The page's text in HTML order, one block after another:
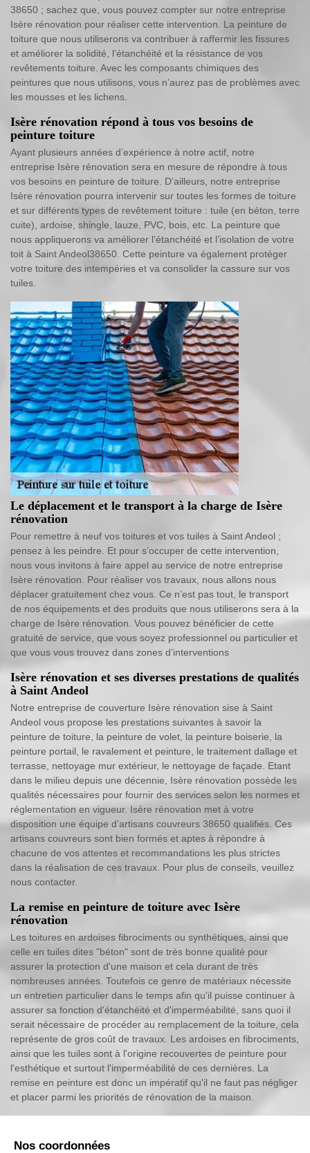
38650 ; sachez que, vous pouvez compter sur notre entreprise
Isère rénovation pour réaliser cette intervention. La peinture de
toiture que nous utiliserons va contribuer à raffermir les fissures
et améliorer la solidité, l’étanchéité et la résistance de vos
revêtements toiture. Avec les composants chimiques des
peintures que nous utilisons, vous n’aurez pas de problèmes avec
les mousses et les lichens.
Isère rénovation répond à tous vos besoins de
peinture toiture
Ayant plusieurs années d’expérience à notre actif, notre
entreprise Isère rénovation sera en mesure de répondre à tous
vos besoins en peinture de toiture. D’ailleurs, notre entreprise
Isère rénovation pourra intervenir sur toutes les formes de toiture
et sur différents types de revêtement toiture : tuile (en béton, terre
cuite), ardoise, shingle, lauze, PVC, bois, etc. La peinture que
nous appliquerons va améliorer l’étanchéité et l’isolation de votre
toit à Saint Andeol38650. Cette peinture va également protéger
votre toiture des intempéries et va consolider la cassure sur vos
tuiles.
Le déplacement et le transport à la charge de Isère
rénovation
Pour remettre à neuf vos toitures et vos tuiles à Saint Andeol ;
pensez à les peindre. Et pour s’occuper de cette intervention,
nous vous invitons à faire appel au service de notre entreprise
Isère rénovation. Pour réaliser vos travaux, nous allons nous
déplacer gratuitement chez vous. Ce n’est pas tout, le transport
de nos équipements et des produits que nous utiliserons sera à la
charge de Isère rénovation. Vous pouvez bénéficier de cette
gratuité de service, que vous soyez professionnel ou particulier et
que vous vous trouvez dans zones d’interventions
Isère rénovation et ses diverses prestations de qualités
à Saint Andeol
Notre entreprise de couverture Isère rénovation sise à Saint
Andeol vous propose les prestations suivantes à savoir la
peinture de toiture, la peinture de volet, la peinture boiserie, la
peinture portail, le ravalement et peinture, le traitement dallage et
terrasse, nettoyage mur extérieur, le nettoyage de façade. Etant
dans le milieu depuis une décennie, Isère rénovation possède les
qualités nécessaires pour fournir des services selon les normes et
réglementation en vigueur. Isère rénovation met à votre
disposition une équipe d’artisans couvreurs 38650 qualifiés. Ces
artisans couvreurs sont bien formés et aptes à répondre à
chacune de vos attentes et recommandations les plus strictes
dans la réalisation de ces travaux. Pour plus de conseils, veuillez
nous contacter.
La remise en peinture de toiture avec Isère
rénovation
Les toitures en ardoises fibrociments ou synthétiques, ainsi que
celle en tuiles dites "béton" sont de très bonne qualité pour
assurer la protection d'une maison et cela durant de très
nombreuses années. Toutefois ce genre de matériaux nécessite
un entretien particulier dans le temps afin qu'il puisse continuer à
assurer sa fonction d'étanchéité et d'imperméabilité, sans quoi il
serait nécessaire de procéder au remplacement de la toiture, cela
représente de gros coût de travaux. Les ardoises en fibrociments,
ainsi que les tuiles sont à l'origine recouvertes de peinture pour
l'esthétique et surtout l'imperméabilité de ces dernières. La
remise en peinture est donc un impératif qu'il ne faut pas négliger
et placer parmi les priorités de rénovation de la maison.
Nos coordonnées